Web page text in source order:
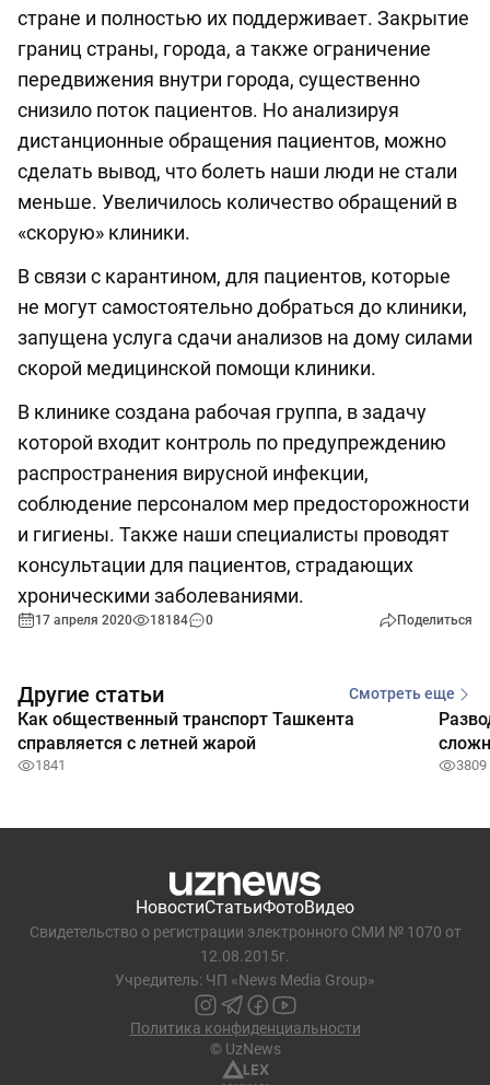
стране и полностью их поддерживает. Закрытие
границ страны, города, а также ограничение
передвижения внутри города, существенно
снизило поток пациентов. Но анализируя
дистанционные обращения пациентов, можно
сделать вывод, что болеть наши люди не стали
меньше. Увеличилось количество обращений в
«скорую» клиники.
В связи с карантином, для пациентов, которые
не могут самостоятельно добраться до клиники,
запущена услуга сдачи анализов на дому силами
скорой медицинской помощи клиники.
В клинике создана рабочая группа, в задачу
которой входит контроль по предупреждению
распространения вирусной инфекции,
соблюдение персоналом мер предосторожности
и гигиены. Также наши специалисты проводят
консультации для пациентов, страдающих
хроническими заболеваниями.
17 апреля 2020 18184 0 Поделиться
Другие статьи Смотреть еще
Как общественный транспорт Ташкента
справляется с летней жарой
1841 3809
НовостиСтатьиФотоВидео
Свидетельство о регистрации электронного СМИ № 1070 от
12.08.2015г.
Учредитель: ЧП «News Media Group»
Политика конфиденциальности
© UzNews